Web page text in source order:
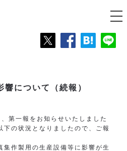
響について（続報）
第一報をお知らせいたしました
下の状況となりましたので、ご報
集作製用の生産設備等に影響が生